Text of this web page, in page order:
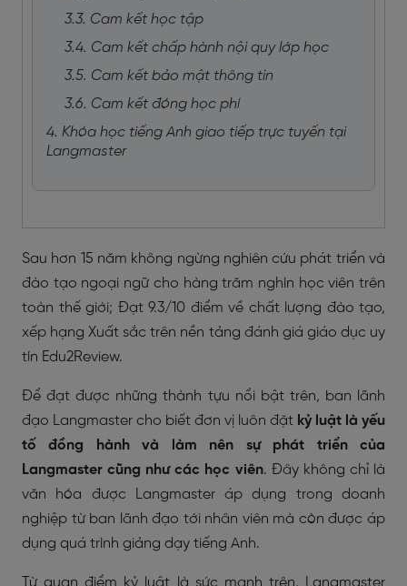
3.3. Cam kết học tập
3.4. Cam kết chấp hành nội quy lớp học
3.5. Cam kết bảo mật thông tin
3.6. Cam kết đóng học phí
4. Khóa học tiếng Anh giao tiếp trực tuyến tại
Langmaster
Sau hơn 15 năm không ngừng nghiên cứu phát triển và
đào tạo ngoại ngữ cho hàng trăm nghìn học viên trên
toàn thế giới; Đạt 9.3/10 điểm về chất lượng đào tạo,
xếp hạng Xuất sắc trên nền tảng đánh giá giáo dục uy
tín Edu2Review.
Để đạt được những thành tựu nổi bật trên, ban lãnh
đạo Langmaster cho biết đơn vị luôn đặt kỷ luật là yếu
tố đồng hành và làm nên sự phát triển của
Langmaster cũng như các học viên. Đây không chỉ là
văn hóa được Langmaster áp dụng trong doanh
nghiệp từ ban lãnh đạo tới nhân viên mà còn được áp
dụng quá trình giảng dạy tiếng Anh.
Từ quan điểm kỷ luật là sức mạnh trên, Langmaster